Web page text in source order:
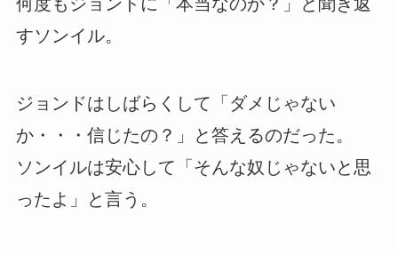
すソンイル。
ジョンドはしばらくして「ダメじゃない
か・・・信じたの？」と答えるのだった。
ソンイルは安心して「そんな奴じゃないと思
ったよ」と言う。